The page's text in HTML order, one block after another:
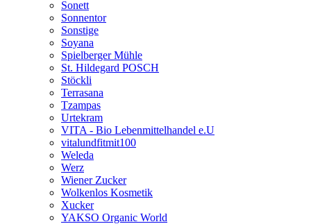
Sonett
Sonnentor
Sonstige
Soyana
Spielberger Mühle
St. Hildegard POSCH
Stöckli
Terrasana
Tzampas
Urtekram
VITA - Bio Lebenmittelhandel e.U
vitalundfitmit100
Weleda
Werz
Wiener Zucker
Wolkenlos Kosmetik
Xucker
YAKSO Organic World